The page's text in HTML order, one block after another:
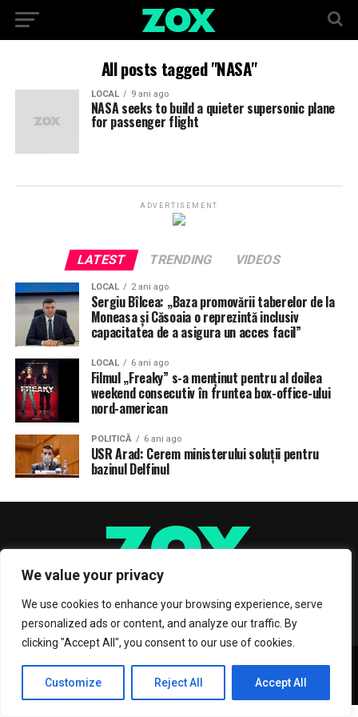
We value your privacy
We use cookies to enhance your browsing experience, serve
personalized ads or content, and analyze our traffic. By
clicking "Accept All", you consent to our use of cookies.
Customize Reject All Accept All
All posts tagged "NASA"
LOCAL 9 ani ago
NASA seeks to build a quieter supersonic plane
for passenger flight
ADVERTISEMENT
LATEST TRENDING VIDEOS
LOCAL 2 ani ago
Sergiu Bîlcea: „Baza promovării taberelor de la
Moneasa și Căsoaia o reprezintă inclusiv
capacitatea de a asigura un acces facil”
LOCAL 6 ani ago
Filmul „Freaky” s-a menţinut pentru al doilea
weekend consecutiv în fruntea box-office-ului
nord-american
POLITICĂ 6 ani ago
USR Arad: Cerem ministerului soluții pentru
bazinul Delfinul
Copyright © 2017 Zox News Theme. Theme by MVP Themes, powered
by WordPress.